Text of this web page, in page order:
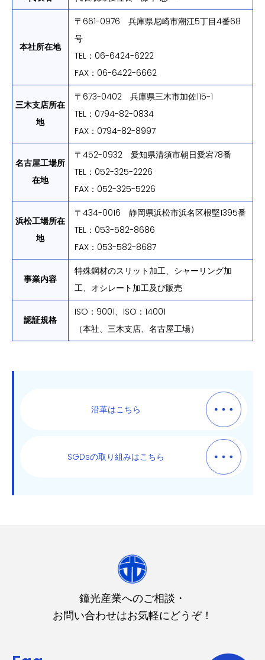
本社所在地
〒661-0976 兵庫県尼崎市潮江5丁目4番68
号
TEL：06-6424-6222
FAX：06-6422-6662
三木支店所在
地
〒673-0402 兵庫県三木市加佐115-1
TEL：0794-82-0834
FAX：0794-82-8997
名古屋工場所
在地
〒452-0932 愛知県清須市朝日愛宕78番
TEL：052-325-2226
FAX：052-325-5226
浜松工場所在
地
〒434-0016 静岡県浜松市浜名区根堅1395番
TEL：053-582-8686
FAX：053-582-8687
事業内容
特殊鋼材のスリット加工、シャーリング加
工、オシレート加工及び販売
認証規格
ISO：9001、ISO：14001
（本社、三木支店、名古屋工場）
沿革はこちら
SGDsの取り組みはこちら
鐘光産業へのご相談・
お問い合わせはお気軽にどうぞ！